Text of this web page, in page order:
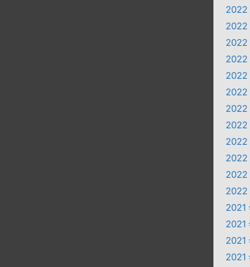
2022
2022
2022
2022
2022
2022
2022
2022
2022
2022
2022
2022
2021
2021
2021
2021